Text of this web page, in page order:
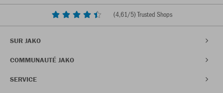
(4,61/5) Trusted Shops
SUR JAKO
COMMUNAUTÉ JAKO
SERVICE